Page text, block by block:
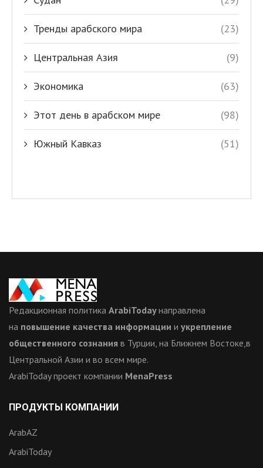
Тренды арабского мира (23)
Центральная Азия (9)
Экономика (63)
Этот день в арабском мире (98)
Южный Кавказ (51)
Редакционная политика ArabiTodayнаправлена
на повышение качества информации и укрепление
общественного сознания в Турции, на Ближнем Востоке,в
Центральной Азии и во всем мире.
ArabiToday проект компании MenaPress
ПРОДУКТЫ КОМПАНИИ
ArabAZ
ArabiToday